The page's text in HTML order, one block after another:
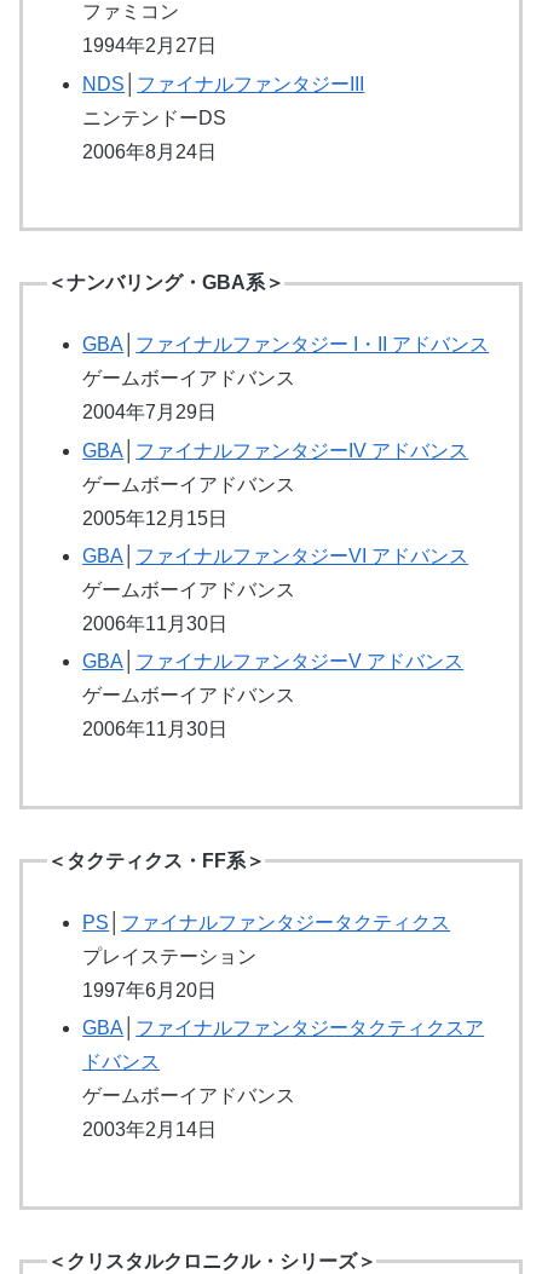
ファミコン
1994年2月27日
NDS
ファイナルファンタジーIII
ニンテンドーDS
2006年8月24日
＜ナンバリング・GBA系＞
GBA
ファイナルファンタジー I・II アドバンス
ゲームボーイアドバンス
2004年7月29日
GBA
ファイナルファンタジーIV アドバンス
ゲームボーイアドバンス
2005年12月15日
GBA
ファイナルファンタジーVI アドバンス
ゲームボーイアドバンス
2006年11月30日
GBA
ファイナルファンタジーV アドバンス
ゲームボーイアドバンス
2006年11月30日
＜タクティクス・FF系＞
PS
ファイナルファンタジータクティクス
プレイステーション
1997年6月20日
GBA
ファイナルファンタジータクティクスア
ドバンス
ゲームボーイアドバンス
2003年2月14日
＜クリスタルクロニクル・シリーズ＞